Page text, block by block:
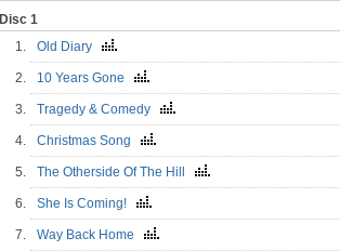
Disc 1
1.
Old Diary
2. 10 Years Gone
3. Tragedy & Comedy
4. Christmas Song
5. The Otherside Of The Hill
6. She Is Coming!
7. Way Back Home